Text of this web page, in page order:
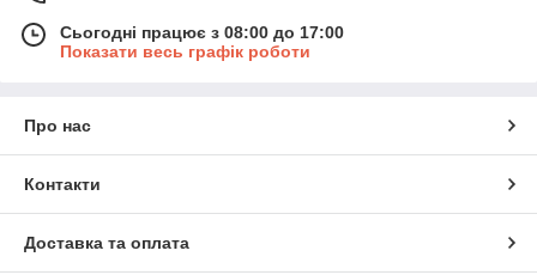
Сьогодні працює з 08:00 до 17:00
Показати весь графік роботи
Про нас
Контакти
Доставка та оплата